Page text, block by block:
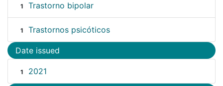
1 Trastorno bipolar
1 Trastornos psicóticos
Date issued
1 2021